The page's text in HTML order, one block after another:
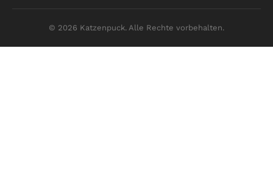
© 2026 Katzenpuck. Alle Rechte vorbehalten.